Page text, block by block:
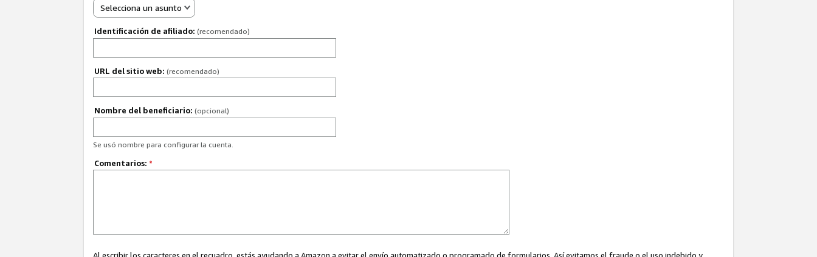
Selecciona un asunto
Identificación de afiliado: (recomendado)
URL del sitio web: (recomendado)
Nombre del beneficiario: (opcional)
Se usó nombre para configurar la cuenta.
Comentarios: *